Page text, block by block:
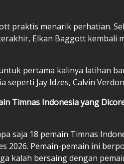
praktis menarik perhatian.
Elkan Baggott kembali
pertama kalinya latihan
seperti Jay Idzes, Calvin
Timnas Indonesia yang
saja 18 pemain Timnas
2026. Pemain-pemain ini
kalah bersaing dengan